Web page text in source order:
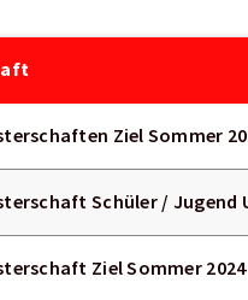
Ziel Sommer
Schüler / Jugend
Ziel Sommer